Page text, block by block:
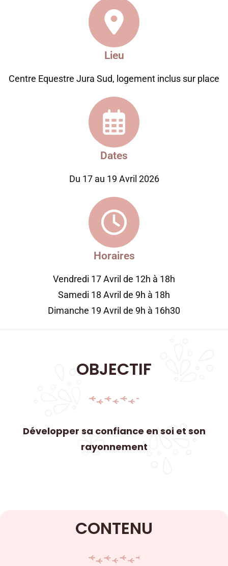
Lieu
Centre Equestre Jura Sud, logement inclus sur place
Dates
Du 17 au 19 Avril 2026
Horaires
Vendredi 17 Avril de 12h à 18h
Samedi 18 Avril de 9h à 18h
Dimanche 19 Avril de 9h à 16h30
OBJECTIF
Développer sa confiance en soi et son
rayonnement
CONTENU